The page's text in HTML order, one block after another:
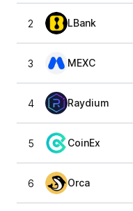
2 LBank
3 MEXC
4 Raydium
5 CoinEx
6 Orca